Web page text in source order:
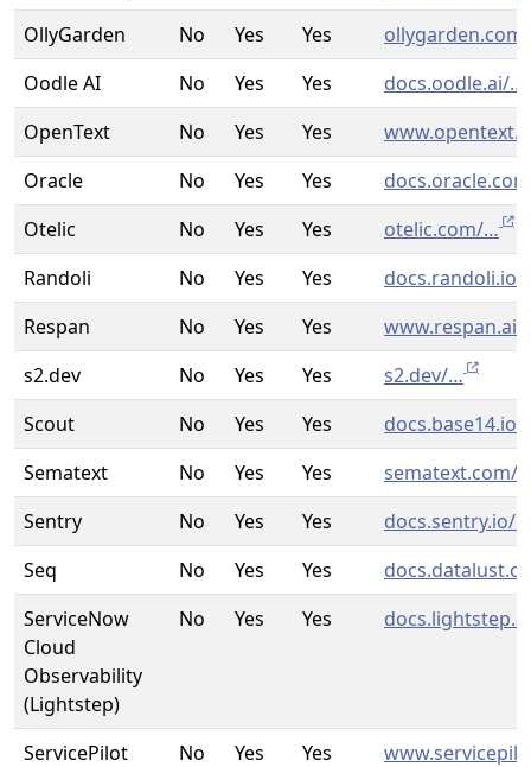
OllyGarden
No Yes Yes
ollygarden.com
Oodle AI
No Yes Yes
docs.oodle.ai/…
OpenText
No Yes Yes
Oracle
No Yes Yes
Otelic
No Yes Yes
otelic.com/…
Randoli
No Yes Yes
Respan
No Yes Yes
s2.dev
No Yes Yes
s2.dev/…
Scout
No Yes Yes
Sematext
No Yes Yes
sematext.com/
Sentry
No Yes Yes
docs.sentry.io/…
Seq
No Yes Yes
ServiceNow
Cloud
Observability
(Lightstep)
No Yes Yes
ServicePilot No Yes Yes